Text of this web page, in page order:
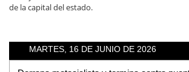
de la capital del estado.
MARTES, 16 DE JUNIO DE 2026